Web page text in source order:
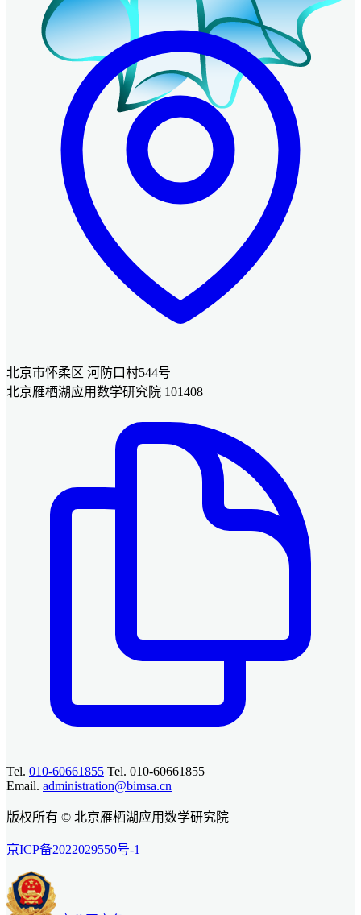
北京市怀柔区 河防口村544号
北京雁栖湖应用数学研究院 101408
Tel. 010-60661855 Tel. 010-60661855
Email. administration@bimsa.cn
版权所有 © 北京雁栖湖应用数学研究院
京ICP备2022029550号-1